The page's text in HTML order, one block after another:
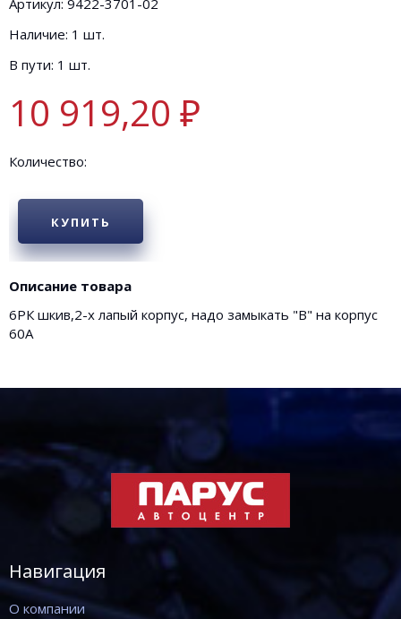
Артикул: 9422-3701-02
Наличие: 1 шт.
В пути: 1 шт.
10 919,20 ₽
Количество:
КУПИТЬ
Описание товара
6РК шкив,2-х лапый корпус, надо замыкать "В" на корпус
60А
Навигация
О компании